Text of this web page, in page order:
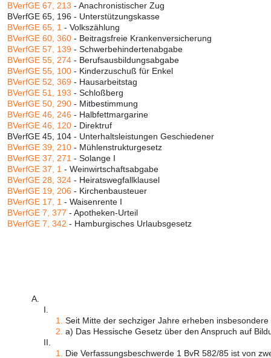
BVerfGE 67, 213 - Anachronistischer Zug
BVerfGE 65, 196 - Unterstützungskasse
BVerfGE 65, 1 - Volkszählung
BVerfGE 60, 360 - Beitragsfreie Krankenversicherung
BVerfGE 57, 139 - Schwerbehindertenabgabe
BVerfGE 55, 274 - Berufsausbildungsabgabe
BVerfGE 55, 100 - Kinderzuschuß für Enkel
BVerfGE 52, 369 - Hausarbeitstag
BVerfGE 51, 193 - Schloßberg
BVerfGE 50, 290 - Mitbestimmung
BVerfGE 46, 246 - Halbfettmargarine
BVerfGE 46, 120 - Direktruf
BVerfGE 45, 104 - Unterhaltsleistungen Geschiedener
BVerfGE 39, 210 - Mühlenstrukturgesetz
BVerfGE 37, 271 - Solange I
BVerfGE 37, 1 - Weinwirtschaftsabgabe
BVerfGE 28, 324 - Heiratswegfallklausel
BVerfGE 19, 206 - Kirchenbausteuer
BVerfGE 17, 1 - Waisenrente I
BVerfGE 7, 377 - Apotheken-Urteil
BVerfGE 7, 342 - Hamburgisches Urlaubsgesetz
A.
I.
1.
Seit Mitte der sechziger Jahre erheben
2. a) Das Hessische Gesetz über den Anspruch auf
II.
1.
Die Verfassungsbeschwerde 1 BvR 582/85 ist von